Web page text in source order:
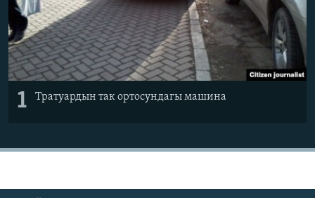
1 Тратуардын так ортосундагы машина